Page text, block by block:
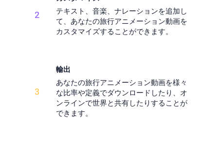
2
テキスト、音楽、ナレーションを追加し
て、あなたの旅行アニメーション動画を
カスタマイズすることができます。
3
輸出
あなたの旅行アニメーション動画を様々
な比率や定義でダウンロードしたり、オ
ンラインで世界と共有したりすることが
できます。